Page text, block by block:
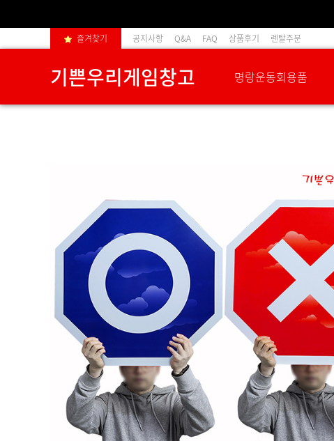
즐겨찾기 공지사항 Q&A FAQ 상품후기 렌탈주문
기쁜우리게임창고 명랑운동회용품